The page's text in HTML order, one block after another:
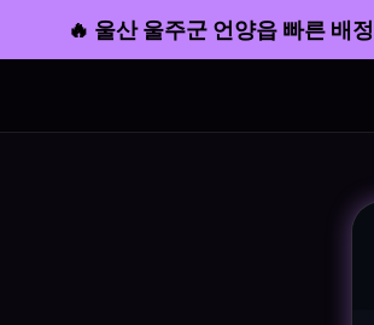
🔥 울산 울주군 언양읍 빠른 배정 ·